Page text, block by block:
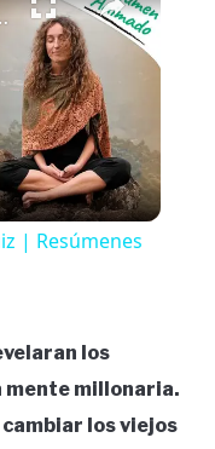
de Libros
| Resúmenes
los
millonaria.
los viejos